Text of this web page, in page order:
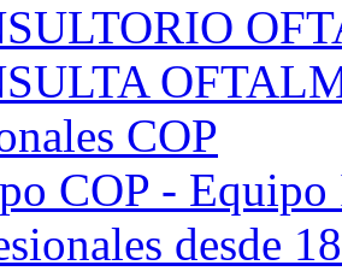
COP
COP -
desde